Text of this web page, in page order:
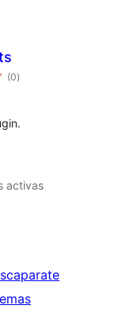
(0total
de
)
activas